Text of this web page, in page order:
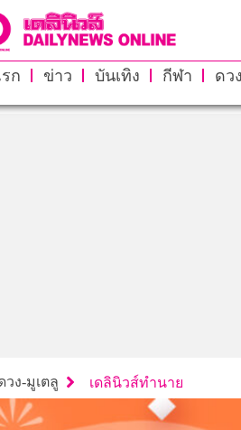
ก ข่าว บันเทิง กีฬา ดว
วง-มูเตลู เดลินิวส์ทำนาย